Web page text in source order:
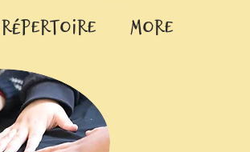
répertoire More